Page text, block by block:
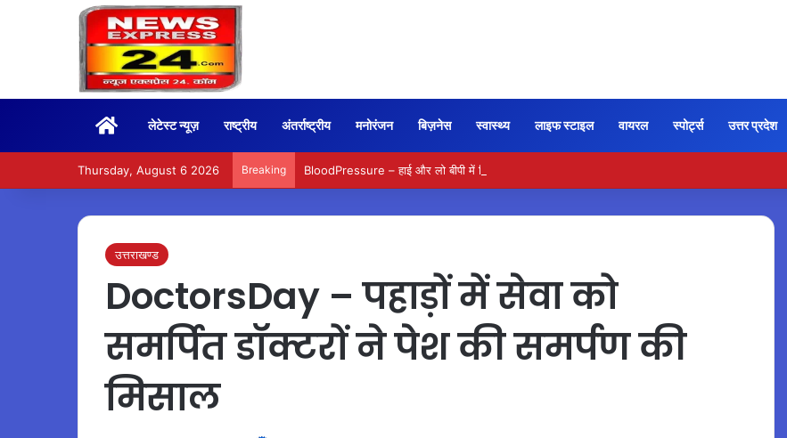
Homeलेटेस्ट न्यूज़ राष्ट्रीय अंतर्राष्ट्रीय मनोरंजन बिज़नेस स्वास्थ्य लाइफ स्टाइल वायरल स्पोर्ट्स उत्तर प्रदेश
Thursday, August 6 2026 Breaking BloodPressure – हाई और लो बीपी में कितना नमक खाना सही, डॉक्टर ने बताया सुरक्षित मात्रा…
उत्तराखण्ड
DoctorsDay – पहाड़ों में सेवा को
समर्पित डॉक्टरों ने पेश की समर्पण की
मिसाल